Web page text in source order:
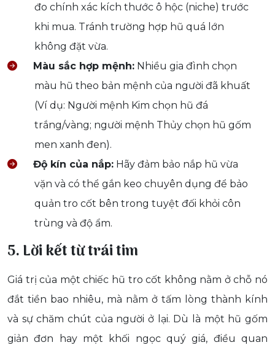
đo chính xác kích thước ô hộc (niche) trước
khi mua. Tránh trường hợp hũ quá lớn
không đặt vừa.
Màu sắc hợp mệnh: Nhiều gia đình chọn
màu hũ theo bản mệnh của người đã khuất
(Ví dụ: Người mệnh Kim chọn hũ đá
trắng/vàng; người mệnh Thủy chọn hũ gốm
men xanh đen).
Độ kín của nắp: Hãy đảm bảo nắp hũ vừa
vặn và có thể gắn keo chuyên dụng để bảo
quản tro cốt bên trong tuyệt đối khỏi côn
trùng và độ ẩm.
5. Lời kết từ trái tim
Giá trị của một chiếc hũ tro cốt không nằm ở chỗ nó
đắt tiền bao nhiêu, mà nằm ở tấm lòng thành kính
và sự chăm chút của người ở lại. Dù là một hũ gốm
giản đơn hay một khối ngọc quý giá, điều quan